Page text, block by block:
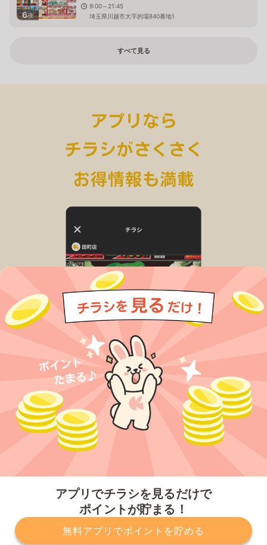
アプリでチラシを見るだけで
ポイントが貯まる！
無料アプリでポイントを貯める
6枚
9:00～21:45
埼玉県川越市大字的場840番地1
すべて見る